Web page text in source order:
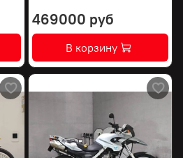
469000 руб
В корзину